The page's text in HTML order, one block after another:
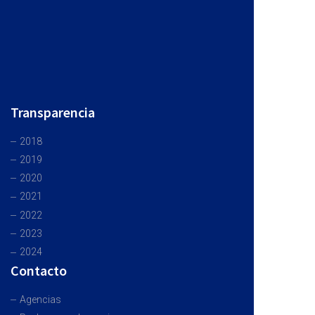
Transparencia
2018
2019
2020
2021
2022
2023
2024
Contacto
Agencias